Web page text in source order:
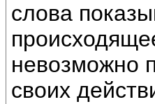
слова
невозможно
своих